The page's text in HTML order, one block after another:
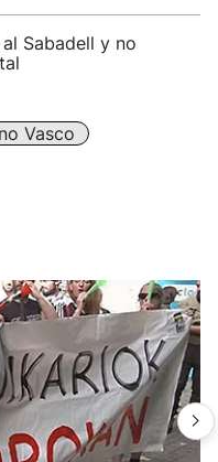
Sabadell y no
Vasco